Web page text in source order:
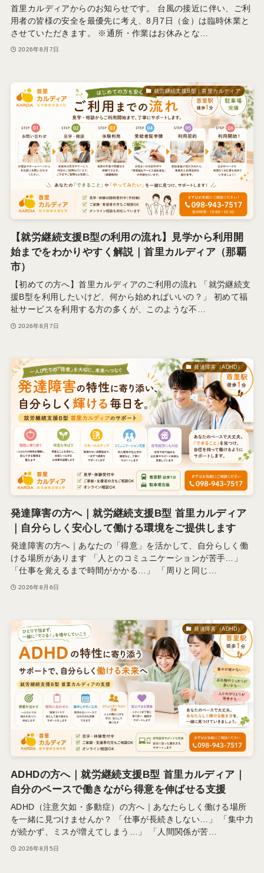
首里カルディアからのお知らせです。 台風の接近に伴い、ご利
用者の皆様の安全を最優先に考え、8月7日（金）は臨時休業と
させていただきます。 ※通所・作業はお休みとな…
2026年8月7日
就労継続支援B型｜首里カルディア
【就労継続支援B型の利用の流れ】見学から利用開
始までをわかりやすく解説｜首里カルディア（那覇
市）
【初めての方へ】首里カルディアのご利用の流れ 「就労継続支
援B型を利用したいけど、何から始めればいいの？」 初めて福
祉サービスを利用する方の多くが、このような不…
2026年8月7日
発達障害（ADHD）
発達障害の方へ｜就労継続支援B型 首里カルディア
｜自分らしく安心して働ける環境をご提供します
発達障害の方へ｜あなたの「得意」を活かして、自分らしく働
ける場所があります 「人とのコミュニケーションが苦手…」
「仕事を覚えるまで時間がかかる…」 「周りと同じ…
2026年8月6日
発達障害（ADHD）
ADHDの方へ｜就労継続支援B型 首里カルディア｜
自分のペースで働きながら得意を伸ばせる支援
ADHD（注意欠如・多動症）の方へ｜あなたらしく働ける場所
を一緒に見つけませんか？ 「仕事が長続きしない…」 「集中力
が続かず、ミスが増えてしまう…」 「人間関係が苦…
2026年8月5日